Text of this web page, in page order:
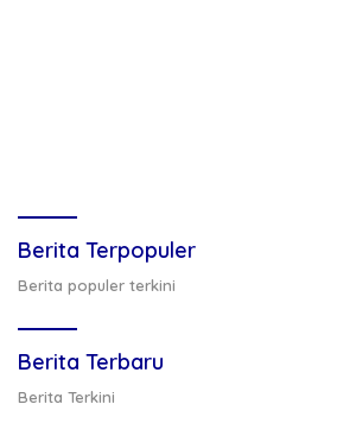
Berita Terpopuler
Berita populer terkini
Berita Terbaru
Berita Terkini